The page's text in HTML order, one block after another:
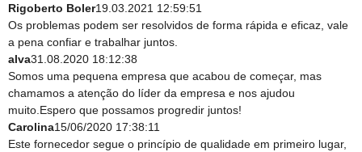
Rigoberto Boler19.03.2021 12:59:51
Os problemas podem ser resolvidos de forma rápida e eficaz, vale
a pena confiar e trabalhar juntos.
alva31.08.2020 18:12:38
Somos uma pequena empresa que acabou de começar, mas
chamamos a atenção do líder da empresa e nos ajudou
muito.Espero que possamos progredir juntos!
Carolina15/06/2020 17:38:11
Este fornecedor segue o princípio de qualidade em primeiro lugar,